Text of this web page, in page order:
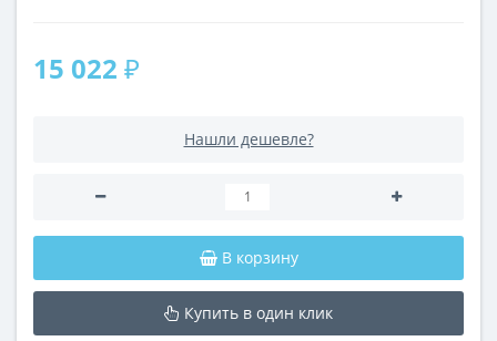
15 022 ₽
Нашли дешевле?
В корзину
Купить в один клик